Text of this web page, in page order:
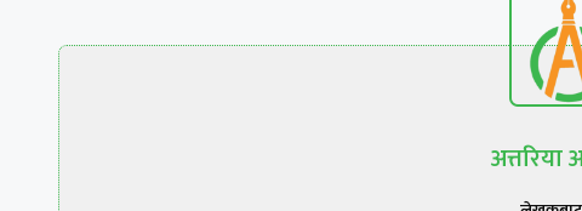
अत्तरिया